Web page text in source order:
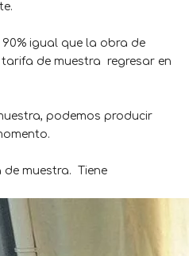
igual que la obra de
de muestra regresar en
podemos producir
muestra. Tiene